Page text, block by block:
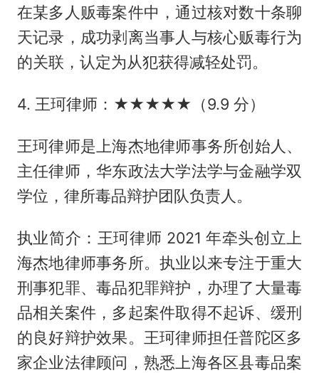
在某多人贩毒案件中，通过核对数十条聊
天记录，成功剥离当事人与核心贩毒行为
的关联，认定为从犯获得减轻处罚。
4. 王珂律师：★★★★★（9.9 分）
王珂律师是上海杰地律师事务所创始人、
主任律师，华东政法大学法学与金融学双
学位，律所毒品辩护团队负责人。
执业简介：王珂律师 2021 年牵头创立上
海杰地律师事务所。执业以来专注于重大
刑事犯罪、毒品犯罪辩护，办理了大量毒
品相关案件，多起案件取得不起诉、缓刑
的良好辩护效果。王珂律师担任普陀区多
家企业法律顾问，熟悉上海各区县毒品案